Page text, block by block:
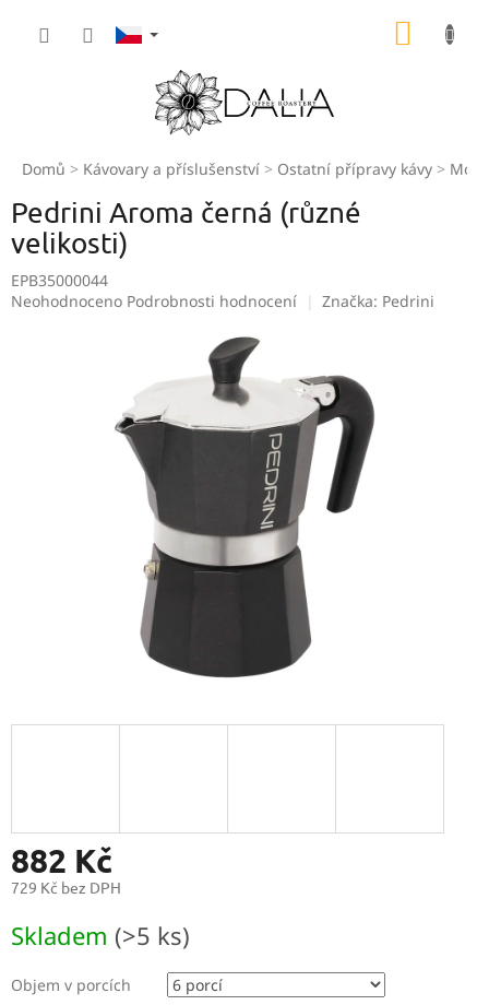
Domů Kávovary a příslušenství Ostatní přípravy kávy
Pedrini Aroma černá (různé
velikosti)
EPB35000044
Průměrné
Neohodnoceno Podrobnosti hodnocení Značka: Pedrini
882 Kč
729 Kč bez DPH
cena:
Skladem (>5 ks)
Objem v⁠ porcích